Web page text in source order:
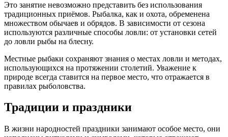
Это занятие невозможно представить без использования
традиционных приёмов. Рыбалка, как и охота, обременена
множеством обычаев и обрядов. В зависимости от сезона
используются различные способы ловли: от установки сетей
до ловли рыбы на блесну.
Местные рыбаки сохраняют знания о местах ловли и методах,
использующихся на протяжении столетий. Уважение к
природе всегда ставится на первое место, что отражается в
правилах рыболовства.
Традиции и праздники
В жизни народностей праздники занимают особое место, они